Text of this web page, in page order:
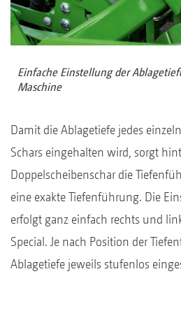
Einfache Einstellung der
Maschine
Damit die Ablagetiefe jedes
Schars eingehalten wird, sorgt
Doppelscheibenschar die
eine exakte Tiefenführung. Die
erfolgt ganz einfach rechts und
Special. Je nach Position der
Ablagetiefe jeweils stufenlos